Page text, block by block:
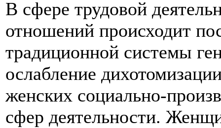
В сфере трудовой
отношений происходит
традиционной системы
ослабление
женских социально-
сфер деятельности.